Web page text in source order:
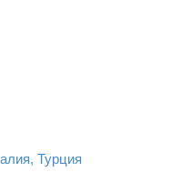
Турция